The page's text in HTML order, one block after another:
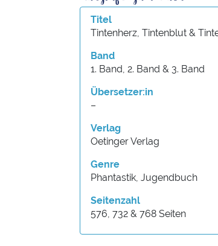
Titel
Tintenherz, Tintenblut &
Band
1. Band, 2. Band & 3. Band
Übersetzer:in
–
Verlag
Oetinger Verlag
Genre
Phantastik, Jugendbuch
Seitenzahl
576, 732 & 768 Seiten